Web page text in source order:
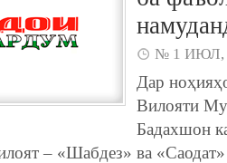
№ 1 ИЮЛ,
Дар
Вилояти
Бадахшон
– «Шабдез» ва